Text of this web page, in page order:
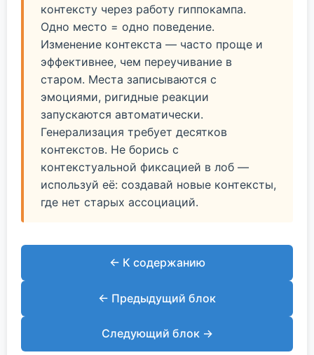
контексту через работу гиппокампа.
Одно место = одно поведение.
Изменение контекста — часто проще и
эффективнее, чем переучивание в
старом. Места записываются с
эмоциями, ригидные реакции
запускаются автоматически.
Генерализация требует десятков
контекстов. Не борись с
контекстуальной фиксацией в лоб —
используй её: создавай новые контексты,
где нет старых ассоциаций.
← К содержанию
← Предыдущий блок
Следующий блок →